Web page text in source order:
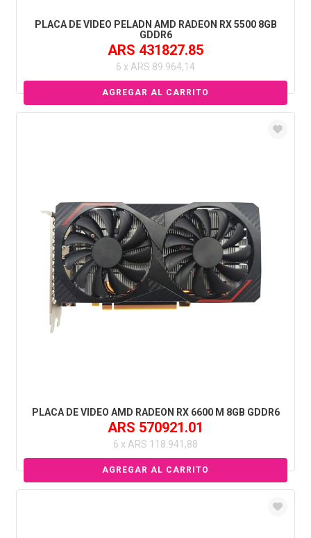
PLACA DE VIDEO PELADN AMD RADEON RX 5500 8GB
GDDR6
ARS 431827.85
6 x ARS 89.964,14
PLACA DE VIDEO AMD RADEON RX 6600 M 8GB GDDR6
ARS 570921.01
6 x ARS 118.941,88